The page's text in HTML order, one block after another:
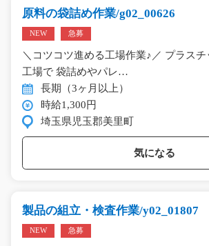
原料の袋詰め作業/g02_00626
NEW 急募
＼コツコツ進める工場作業♪／ プラスチ
工場で 袋詰めやパレ…
長期（3ヶ月以上）
時給1,300円
埼玉県児玉郡美里町
気になる
製品の組立・検査作業/y02_01807
NEW 急募